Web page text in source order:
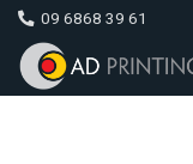
09 6868 39 61